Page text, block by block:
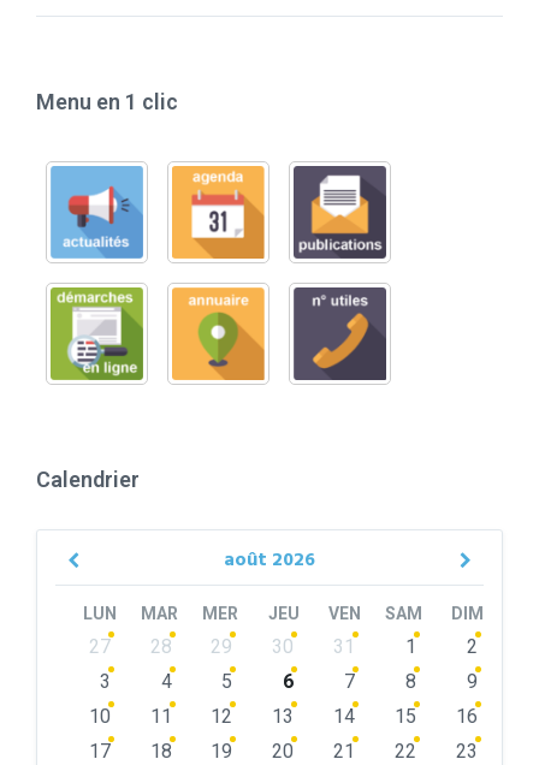
Menu en 1 clic
Calendrier
août 2026
Previous
LUN MAR MER JEU VEN SAM DIM
Skip
calendar
27 28 29 30 31 1
2
3
4 5 6 7 8
9
10
11 12 13 14 15
16
17
18 19 20 21 22
23